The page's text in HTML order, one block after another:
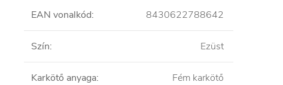
EAN vonalkód: 8430622788642
Szín: Ezüst
Karkötő anyaga: Fém karkötő